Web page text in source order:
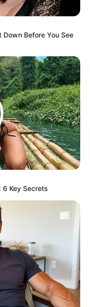
Movie
- Here's The Aisle
Down Before You See
6 Key Secrets